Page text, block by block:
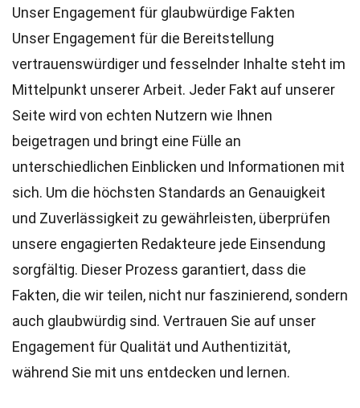
Unser Engagement für glaubwürdige Fakten
Unser Engagement für die Bereitstellung
vertrauenswürdiger und fesselnder Inhalte steht im
Mittelpunkt unserer Arbeit. Jeder Fakt auf unserer
Seite wird von echten Nutzern wie Ihnen
beigetragen und bringt eine Fülle an
unterschiedlichen Einblicken und Informationen mit
sich. Um die höchsten Standards an Genauigkeit
und Zuverlässigkeit zu gewährleisten, überprüfen
unsere engagierten Redakteure jede Einsendung
sorgfältig. Dieser Prozess garantiert, dass die
Fakten, die wir teilen, nicht nur faszinierend, sondern
auch glaubwürdig sind. Vertrauen Sie auf unser
Engagement für Qualität und Authentizität,
während Sie mit uns entdecken und lernen.